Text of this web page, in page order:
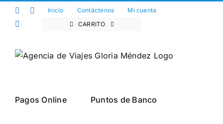
Saltar Facebook
Twitter
Inicio Contáctenos
Mi cuenta
CARRITO
Pagos Online Puntos de Banco